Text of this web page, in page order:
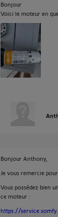
Bonjour
Voici le moteur en
Bonjour Anthony,
Je vous remercie
Vous possédez bien
ce moteur :
https://